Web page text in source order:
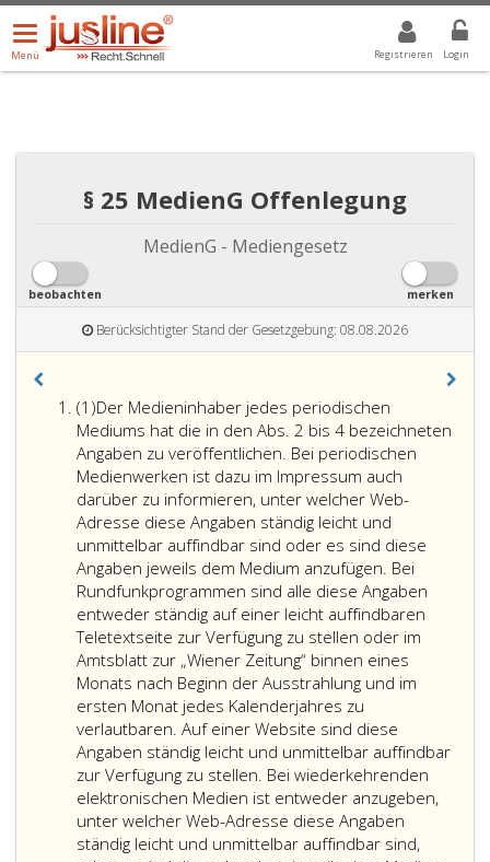
Registrieren Login
Menü
öffnen/schließen
Menü
ALLE DROPDOWN: GEWÄHLTER WERT IST ALLE
§ 25 MedienG Offenlegung
MedienG - Mediengesetz
beobachten merken
Berücksichtigter Stand der Gesetzgebung: 08.08.2026
(1)Absatz
eins
Der Medieninhaber jedes periodischen
Mediums hat die in den Abs. 2 bis 4 bezeichneten
Angaben zu veröffentlichen. Bei periodischen
Medienwerken ist dazu im Impressum auch
darüber zu informieren, unter welcher Web-
Adresse diese Angaben ständig leicht und
unmittelbar auffindbar sind oder es sind diese
Angaben jeweils dem Medium anzufügen. Bei
Rundfunkprogrammen sind alle diese Angaben
entweder ständig auf einer leicht auffindbaren
Teletextseite zur Verfügung zu stellen oder im
Amtsblatt zur „Wiener Zeitung“ binnen eines
Monats nach Beginn der Ausstrahlung und im
ersten Monat jedes Kalenderjahres zu
verlautbaren. Auf einer Website sind diese
Angaben ständig leicht und unmittelbar auffindbar
zur Verfügung zu stellen. Bei wiederkehrenden
elektronischen Medien ist entweder anzugeben,
unter welcher Web-Adresse diese Angaben
ständig leicht und unmittelbar auffindbar sind,